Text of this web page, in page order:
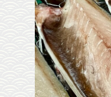
干物の旨さの秘密
干物調理の秘訣